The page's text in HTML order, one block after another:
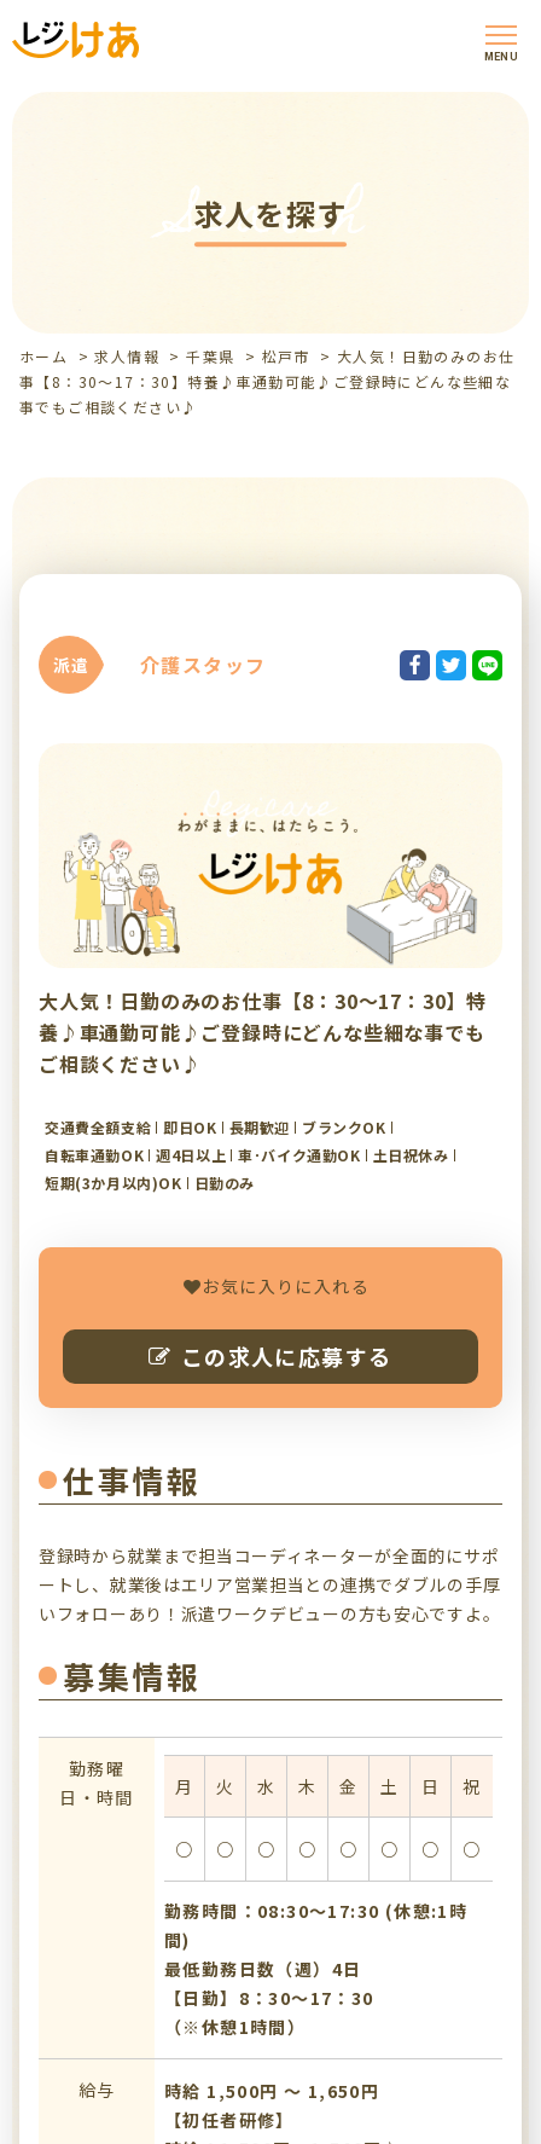
MENU
求人を探す
Search
ホーム >求人情報 >千葉県 > 松戸市 > 大人気！日勤のみのお仕
事【8：30～17：30】特養♪車通勤可能♪ご登録時にどんな些細な
事でもご相談ください♪
派遣 介護スタッフ
大人気！日勤のみのお仕事【8：30～17：30】特
養♪車通勤可能♪ご登録時にどんな些細な事でも
ご相談ください♪
交通費全額支給 即日OK 長期歓迎
ブランクOK
自転車通勤OK
週4日以上 車･バイク通勤OK
土日祝休み
短期(3か月以内)OK
日勤のみ
お気に入りに入れる
この求人に応募する
仕事情報
登録時から就業まで担当コーディネーターが全面的にサポ
ートし、就業後はエリア営業担当との連携でダブルの手厚
いフォローあり！派遣ワークデビューの方も安心ですよ。
募集情報
勤務曜
日・時間
月 火 水 木 金 土 日 祝
○ ○ ○ ○ ○ ○ ○ ○
勤務時間：08:30〜17:30 (休憩:1時
間)
最低勤務日数（週）4日
【日勤】8：30～17：30
（※休憩1時間）
給与
時給 1,500円 〜 1,650円
【初任者研修】